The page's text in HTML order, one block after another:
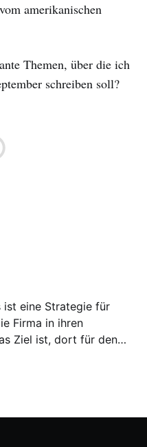
amerikanischen
Themen, über die ich
schreiben soll?
Firma in ihren
Ziel ist, dort für den
von Toyota bekannt,